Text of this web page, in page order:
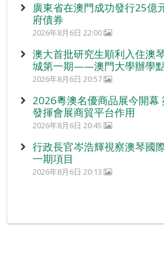
廣東省在澳門成功發行25億
府債券
2026年8月6日 22:00
澳大首批研究生順利入住澳
城第一期——澳門大學辦學點
2026年8月6日 20:57
2026粵澳名優商品展今開幕
發揮會展商貿平台作用
2026年8月6日 20:45
行政長官岑浩輝視察澳琴國
一期項目
2026年8月6日 20:13